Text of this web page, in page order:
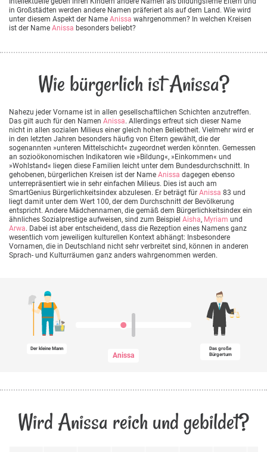
in Großstädten werden andere Namen präferiert als auf dem Land. Wie wird
unter diesem Aspekt der Name Anissa wahrgenommen? In welchen Kreisen
ist der Name Anissa besonders beliebt?
Wie bürgerlich ist Anissa?
Nahezu jeder Vorname ist in allen gesellschaftlichen Schichten anzutreffen.
Das gilt auch für den Namen Anissa. Allerdings erfreut sich dieser Name
nicht in allen sozialen Milieus einer gleich hohen Beliebtheit. Vielmehr wird er
in den letzten Jahren besonders häufig von Eltern gewählt, die der
sogenannten »unteren Mittelschicht« zugeordnet werden könnten. Gemessen
an sozioökonomischen Indikatoren wie »Bildung«, »Einkommen« und
»Wohlstand« liegen diese Familien leicht unter dem Bundesdurchschnitt. In
gehobenen, bürgerlichen Kreisen ist der Name Anissa dagegen ebenso
unterrepräsentiert wie in sehr einfachen Milieus. Dies ist auch am
SmartGenius Bürgerlichkeitsindex abzulesen. Er beträgt für Anissa 83 und
liegt damit unter dem Wert 100, der dem Durchschnitt der Bevölkerung
entspricht. Andere Mädchennamen, die gemäß dem Bürgerlichkeitsindex ein
ähnliches Sozialprestige aufweisen, sind zum Beispiel Aisha, Myriam und
Arwa. Dabei ist aber entscheidend, dass die Rezeption eines Namens ganz
wesentlich vom jeweiligen kulturellen Kontext abhängt: Insbesondere
Vornamen, die in Deutschland nicht sehr verbreitet sind, können in anderen
Sprach- und Kulturräumen ganz anders wahrgenommen werden.
Der kleine Mann
Anissa
Das große
Bürgertum
Wird Anissa reich und gebildet?